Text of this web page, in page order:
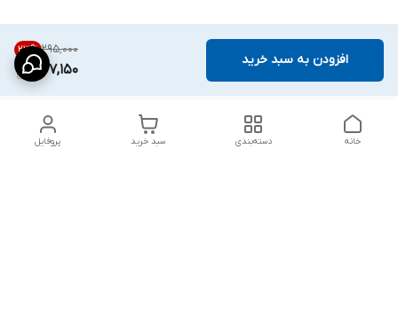
۲۹۵٬۰۰۰ 23%
227,150
افزودن به سبد خرید
پروفایل سبد خرید دسته‌بندی خانه